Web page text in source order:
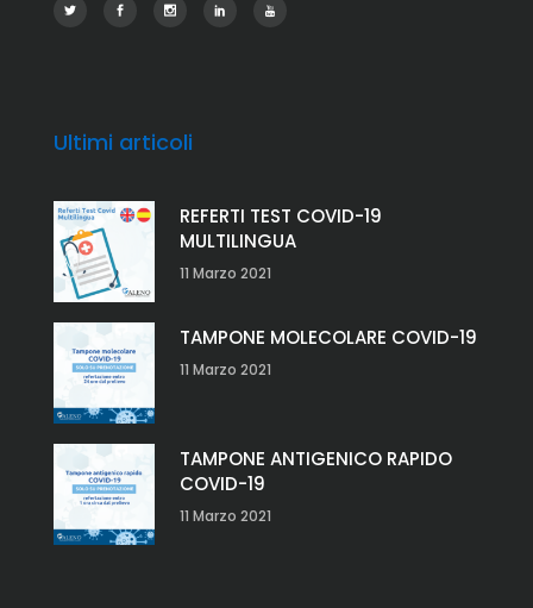
Ultimi articoli
REFERTI TEST COVID-19
MULTILINGUA
11 Marzo 2021
TAMPONE MOLECOLARE COVID-19
11 Marzo 2021
TAMPONE ANTIGENICO RAPIDO
COVID-19
11 Marzo 2021